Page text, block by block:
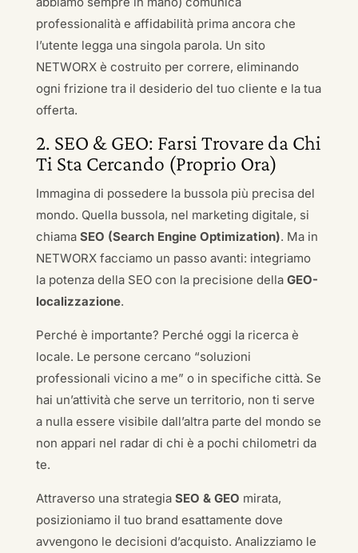
professionalità e affidabilità prima ancora che
l’utente legga una singola parola. Un sito
NETWORX è costruito per correre, eliminando
ogni frizione tra il desiderio del tuo cliente e la tua
offerta.
2. SEO & GEO: Farsi Trovare da Chi
Ti Sta Cercando (Proprio Ora)
Immagina di possedere la bussola più precisa del
mondo. Quella bussola, nel marketing digitale, si
chiama SEO (Search Engine Optimization). Ma in
NETWORX facciamo un passo avanti: integriamo
la potenza della SEO con la precisione della GEO-
localizzazione.
Perché è importante? Perché oggi la ricerca è
locale. Le persone cercano “soluzioni
professionali vicino a me” o in specifiche città. Se
hai un’attività che serve un territorio, non ti serve
a nulla essere visibile dall’altra parte del mondo se
non appari nel radar di chi è a pochi chilometri da
te.
Attraverso una strategia SEO & GEO mirata,
posizioniamo il tuo brand esattamente dove
avvengono le decisioni d’acquisto. Analizziamo le